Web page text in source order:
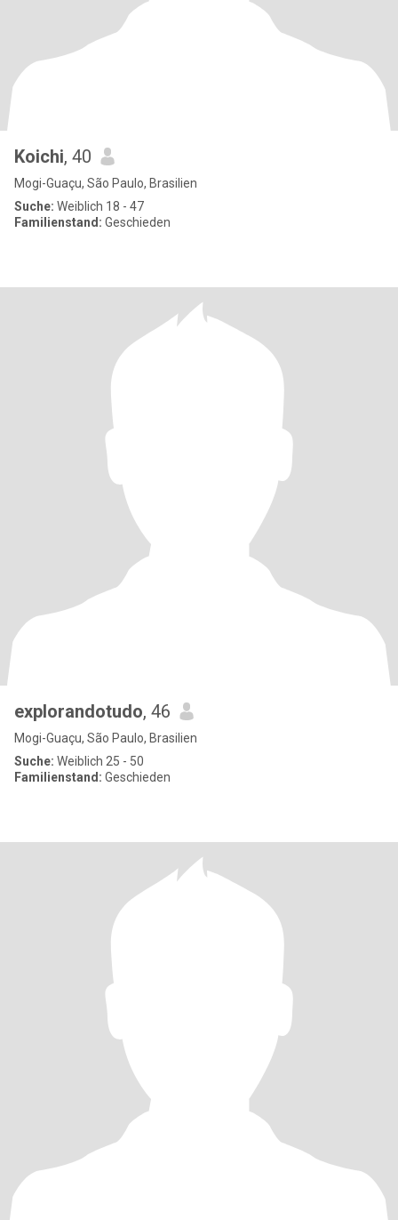
Koichi, 40
Mogi-Guaçu, São Paulo, Brasilien
Suche: Weiblich 18 - 47
Familienstand: Geschieden
explorandotudo, 46
Mogi-Guaçu, São Paulo, Brasilien
Suche: Weiblich 25 - 50
Familienstand: Geschieden